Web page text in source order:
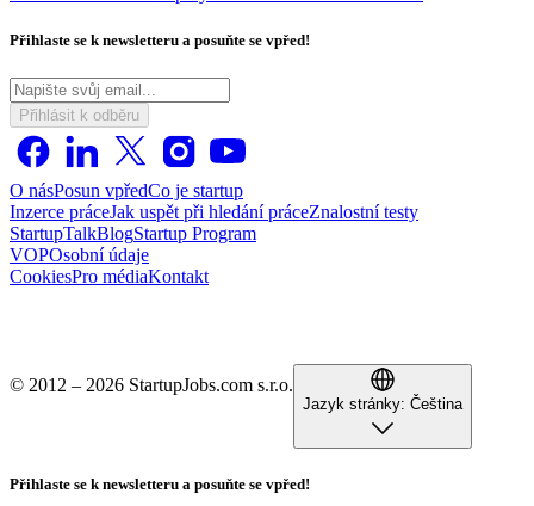
Přihlaste se k newsletteru a posuňte se vpřed!
Přihlásit k odběru
O násPosun vpředCo je startup
Inzerce práceJak uspět při hledání práceZnalostní testy
StartupTalkBlogStartup Program
VOPOsobní údaje
CookiesPro médiaKontakt
© 2012 – 2026 StartupJobs.com s.r.o.
Jazyk stránky: Čeština
Přihlaste se k newsletteru a posuňte se vpřed!